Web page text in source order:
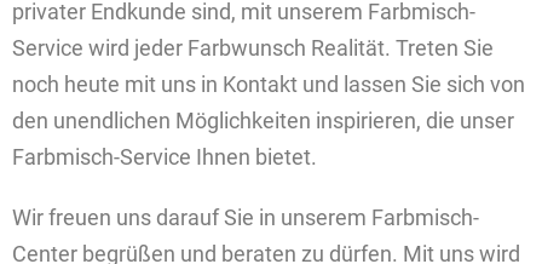
privater Endkunde sind, mit unserem Farbmisch-
Service wird jeder Farbwunsch Realität. Treten Sie
noch heute mit uns in Kontakt und lassen Sie sich von
den unendlichen Möglichkeiten inspirieren, die unser
Farbmisch-Service Ihnen bietet.
Wir freuen uns darauf Sie in unserem Farbmisch-
Center begrüßen und beraten zu dürfen. Mit uns wird